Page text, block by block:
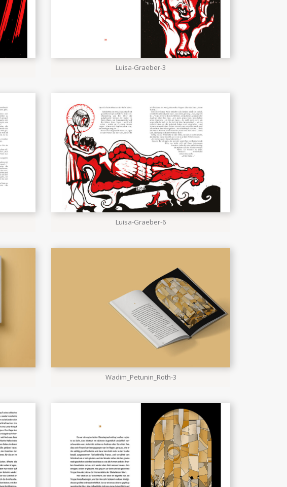
Luisa-Graeber-3
Luisa-Graeber-6
Wadim_Petunin_Roth-3